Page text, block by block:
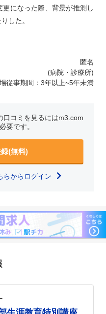
になった際、背景が推測し
した。
匿名
(病院・診療所)
従事期間：3年以上~5年未満
口コミを見るにはm3.com
要です。
(無料)
らからログイン